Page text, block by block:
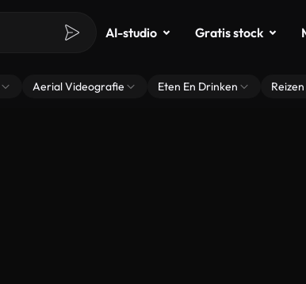
AI-studio Gratis stock
Aerial Videografie Eten En Drinken Reizen